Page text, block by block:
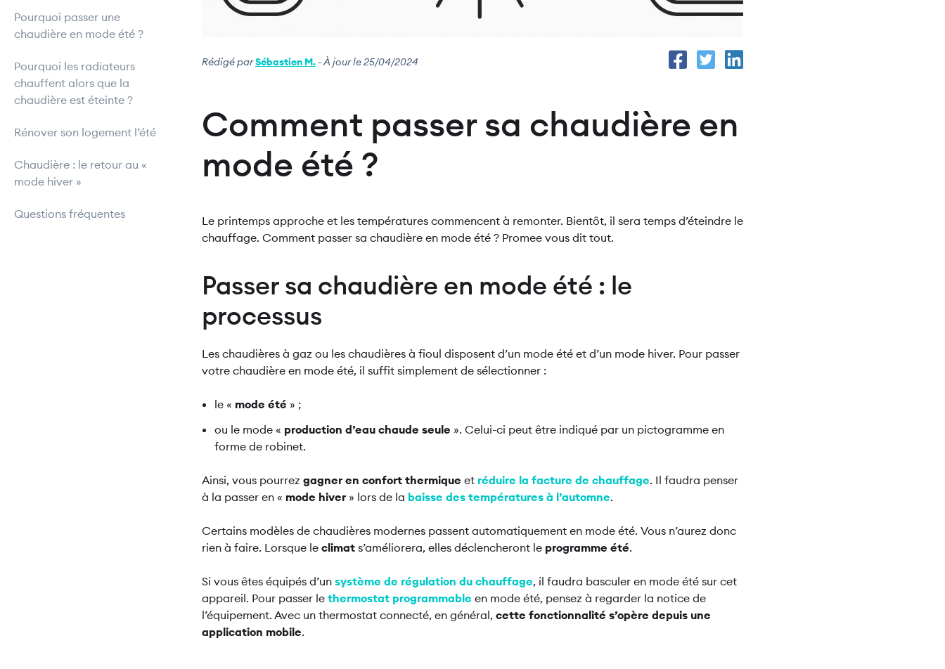
Pourquoi passer une
chaudière en mode été ?
Pourquoi les radiateurs
chauffent alors que la
chaudière est éteinte ?
Rénover son logement l’été
Chaudière : le retour au «
mode hiver »
Questions fréquentes
Rédigé parSébastien M. - À jour le 25/04/2024
Comment passer sa chaudière en
mode été ?
Le printemps approche et les températures commencent à remonter. Bientôt, il sera temps d’éteindre le
chauffage. Comment passer sa chaudière en mode été ? Promee vous dit tout.
Passer sa chaudière en mode été : le
processus
Les chaudières à gaz ou les chaudières à fioul disposent d’un mode été et d’un mode hiver. Pour passer
votre chaudière en mode été, il suffit simplement de sélectionner :
le « mode été » ;
ou le mode « production d’eau chaude seule ». Celui-ci peut être indiqué par un pictogramme en
forme de robinet.
Ainsi, vous pourrez gagner en confort thermique et réduire la facture de chauffage. Il faudra penser
à la passer en « mode hiver » lors de la baisse des températures à l’automne.
Certains modèles de chaudières modernes passent automatiquement en mode été. Vous n’aurez donc
rien à faire. Lorsque le climat s’améliorera, elles déclencheront le programme été.
Si vous êtes équipés d’un système de régulation du chauffage, il faudra basculer en mode été sur cet
appareil. Pour passer le thermostat programmable en mode été, pensez à regarder la notice de
l’équipement. Avec un thermostat connecté, en général, cette fonctionnalité s’opère depuis une
application mobile.